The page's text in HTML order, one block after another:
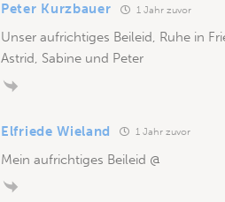
Peter Kurzbauer 1 Jahr zuvor
Unser aufrichtiges Beileid, Ruhe in
Astrid, Sabine und Peter
Elfriede Wieland 1 Jahr zuvor
Mein aufrichtiges Beileid @